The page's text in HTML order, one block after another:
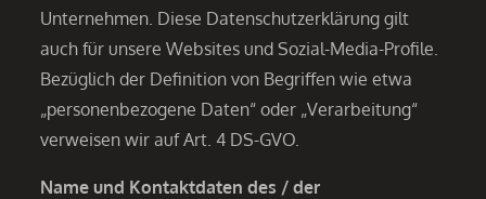
Unternehmen. Diese Datenschutzerklärung gilt
auch für unsere Websites und Sozial-Media-Profile.
Bezüglich der Definition von Begriffen wie etwa
„personenbezogene Daten“ oder „Verarbeitung“
verweisen wir auf Art. 4 DS-GVO.
Name und Kontaktdaten des / der